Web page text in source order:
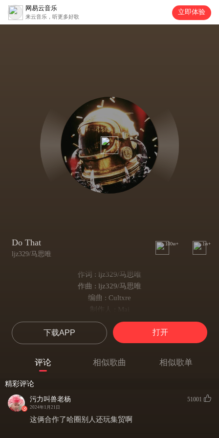
网易云音乐
来云音乐，听更多好歌
立即体验
Do That
ljz329/马思唯
100w+ 1w+
作词 : ljz329/马思唯
作曲 : ljz329/马思唯
编曲 : Cultxre
制作人 : Mai
网易音乐人x青云LAB
ljz329：
好几年不发碟是随心所欲老本硬
你新专好冷没法保本 我来帮你瞧准
Listen Nas Jay-Z boy, Biggie Pac and puff daddy boy
自成一派盆满钵满 状态feel like KD boy
下载APP 打开
评论 相似歌曲 相似歌单
精彩评论
污力叫兽老杨
2024年1月21日
51001
这俩合作了哈圈别人还玩集贸啊